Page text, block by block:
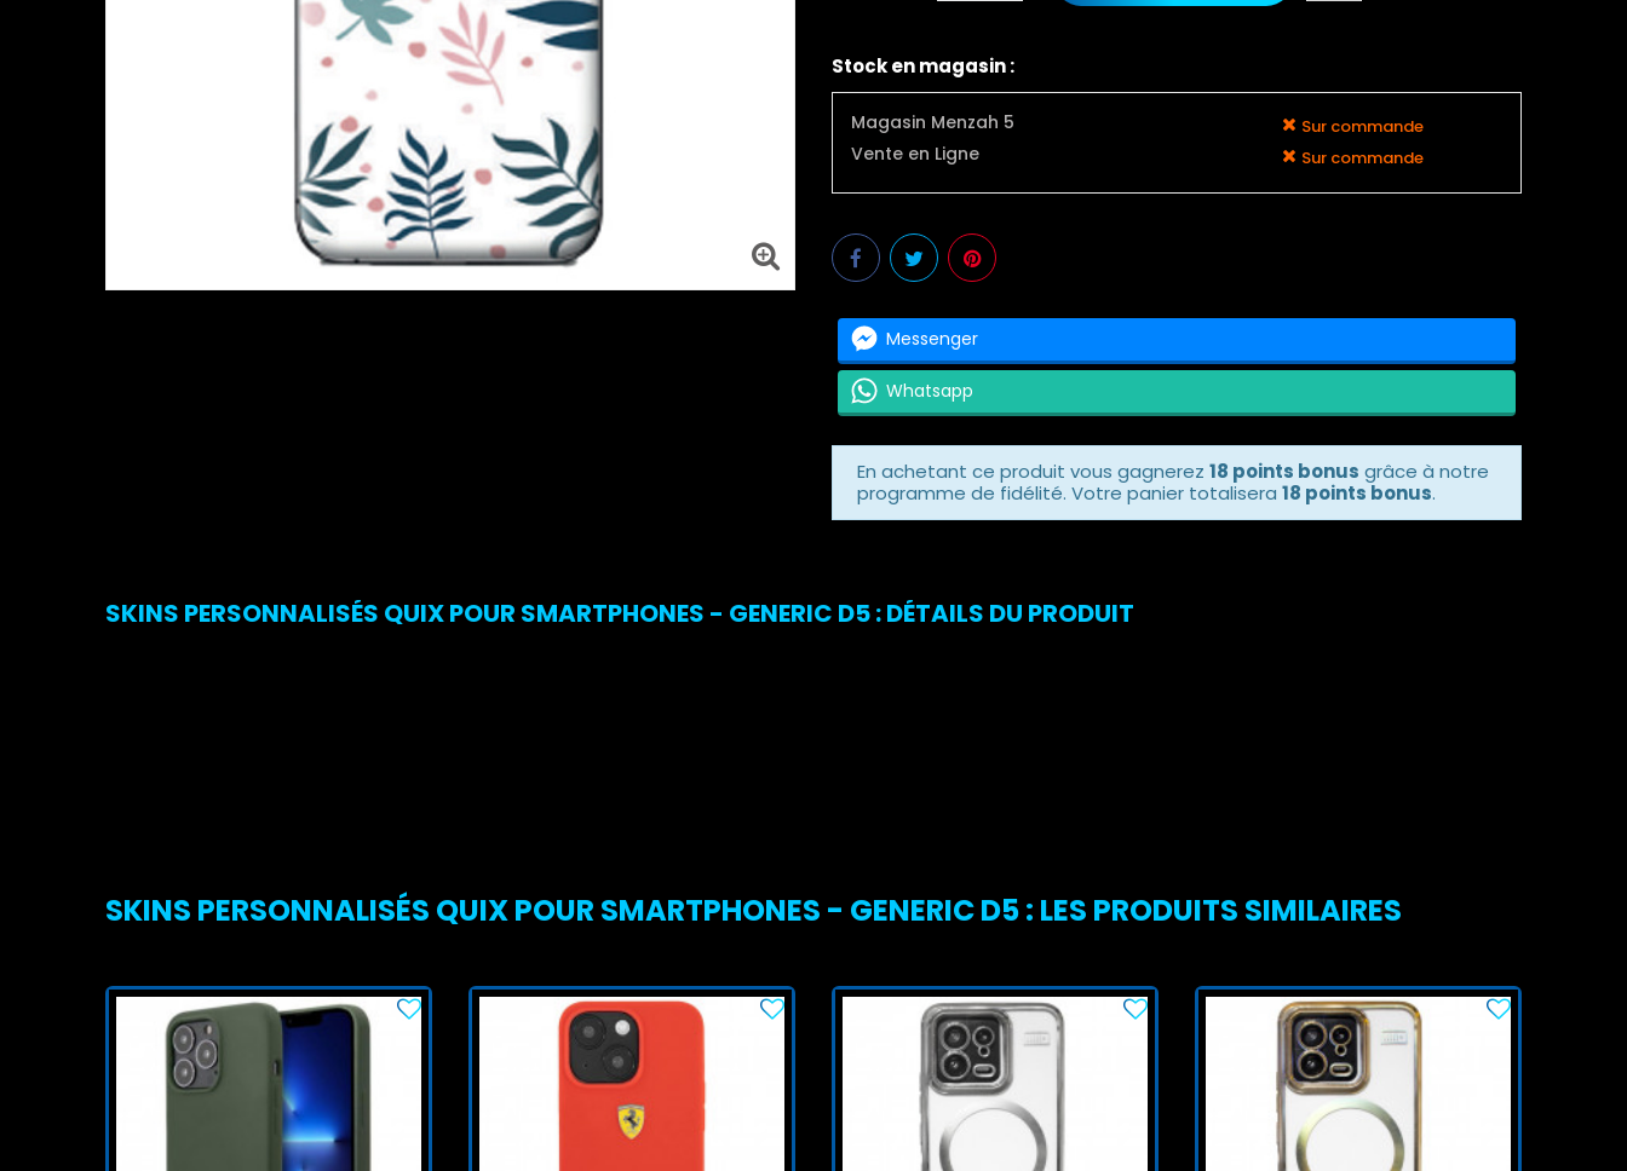
Stock en magasin :
Magasin Menzah 5 Sur commande
Vente en Ligne Sur commande
Messenger
Whatsapp
En achetant ce produit vous gagnerez 18 points bonus grâce à notre
programme de fidélité. Votre panier totalisera 18 points bonus.
SKINS PERSONNALISÉS QUIX POUR SMARTPHONES - GENERIC D5 : DÉTAILS DU PRODUIT
SKINS PERSONNALISÉS QUIX POUR SMARTPHONES - GENERIC D5 : LES PRODUITS SIMILAIRES